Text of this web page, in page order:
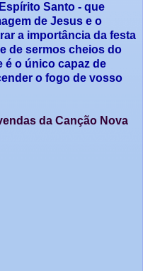
Santo - que
de Jesus e o
a importância da festa
de sermos cheios do
é o único capaz de
o fogo de vosso
da Canção Nova